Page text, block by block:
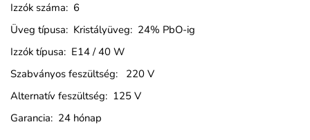
Izzók száma: 6
Üveg típusa: Kristályüveg: 24% PbO-ig
Izzók típusa: E14 / 40 W
Szabványos feszültség: 220 V
Alternatív feszültség: 125 V
Garancia: 24 hónap